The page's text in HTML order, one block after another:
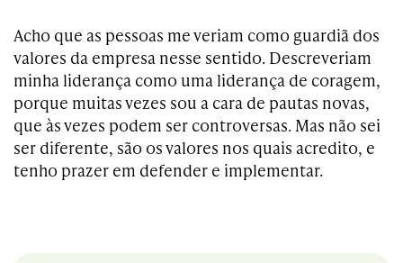
Acho que as pessoas me veriam como guardiã dos
valores da empresa nesse sentido. Descreveriam
minha liderança como uma liderança de coragem,
porque muitas vezes sou a cara de pautas novas,
que às vezes podem ser controversas. Mas não sei
ser diferente, são os valores nos quais acredito, e
tenho prazer em defender e implementar.